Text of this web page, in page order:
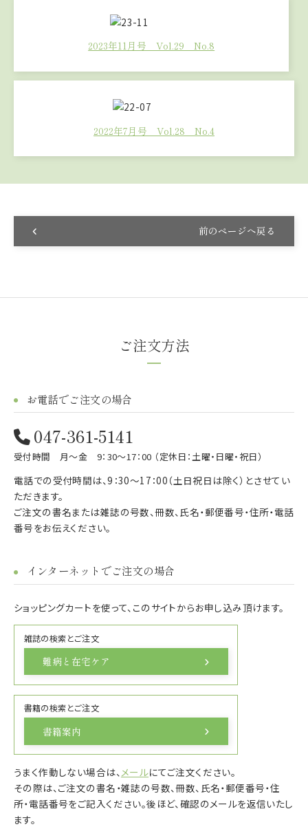
医療的ケア児の命を守る災害時支援 ～武雄市にお
ける個別避難計画策定と多職種連携による「顔の見える」訓
武雄市こども家庭課 福田亜紀子
連載企画
2023年11月号 Vol.29 No.8
2022年7月号 Vol.28 No.4
前のページへ戻る
ご注文方法
お電話でご注文の場合
047-361-5141
受付時間 月～金 9：30～17：00 （定休日：土曜・日曜・祝日）
電話での受付時間は、9：30～17：00（土日祝日は除く）とさせてい
ただきます。
ご注文の書名または雑誌の号数、冊数、氏名・郵便番号・住所・電話
番号をお伝えください。
インターネットでご注文の場合
ショッピングカートを使って、このサイトからお申し込み頂けます。
雑誌の検索とご注文
難病と在宅ケア
書籍の検索とご注文
書籍案内
うまく作動しない場合は、 メールにてご注文ください。
その際は、ご注文の書名・雑誌の号数、冊数、氏名・郵便番号・住
所・電話番号をご記入ください。後ほど、確認のメールを返信いたし
ます。